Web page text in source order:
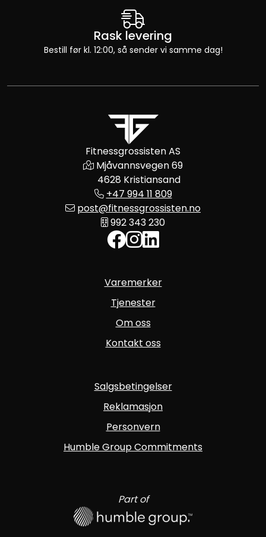
Rask levering
Bestill før kl. 12:00, så sender vi samme dag!
Fitnessgrossisten AS
Mjåvannsvegen 69
4628 Kristiansand
+47 994 11 809
post@fitnessgrossisten.no
992 343 230
Varemerker
Tjenester
Om oss
Kontakt oss
Salgsbetingelser
Reklamasjon
Personvern
Humble Group Commitments
Part of